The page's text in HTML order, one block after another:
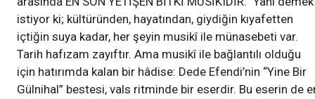
istiyor ki; kültüründen, hayatından, giydiğin kıyafetten
içtiğin suya kadar, her şeyin musikî ile münasebeti var.
Tarih hafızam zayıftır. Ama musikî ile bağlantılı olduğu
için hatırımda kalan bir hâdise: Dede Efendi’nin “Yine Bir
Gülnihal” bestesi, vals ritminde bir eserdir. Bu eserin de